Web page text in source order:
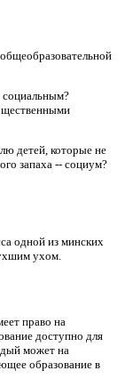
социальным?
детей, которые не
запаха -- социум?
одной из минских
ухом.
право на
доступно для
может на
образование в